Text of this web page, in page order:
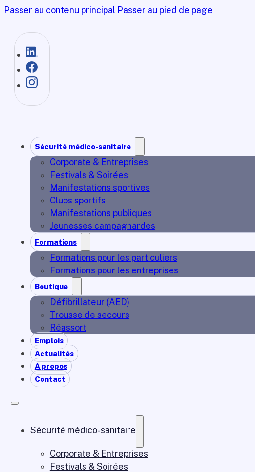
Passer au contenu principal Passer au pied de page
Sécurité médico-sanitaire
Corporate & Entreprises
Festivals & Soirées
Manifestations sportives
Clubs sportifs
Manifestations publiques
Jeunesses campagnardes
Formations
Formations pour les particuliers
Formations pour les entreprises
Boutique
Défibrillateur (AED)
Trousse de secours
Réassort
Emplois
Actualités
A propos
Contact
Sécurité médico-sanitaire
Corporate & Entreprises
Festivals & Soirées